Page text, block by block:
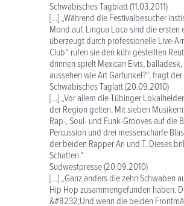
Schwäbisches Tagblatt (11.03.2011)
[…] „Während die Festivalbesucher
Mond auf. Lingua Loca sind die
überzeugt durch professionelle Live-
Club“ rufen sie den kühl gestellten
drinnen spielt Mexican Elvis,
aussehen wie Art Garfunkel?“, fragt
Schwäbisches Taglatt (20.09.2010)
[…] „Vor allem die Tübinger
der Region gelten. Mit sieben
Rap-, Soul- und Funk-Grooves auf die
Percussion und drei messerscharfe
der beiden Rapper Ari und T. Dieses
Schatten.“
Südwestpresse (20.09.2010)
[…] „Ganz anders die zehn Schwaben
Hip Hop zusammengefunden haben.
&#8232;Und wenn die beiden